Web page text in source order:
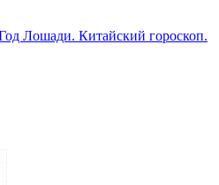
Лошади. Китайский гороскоп.